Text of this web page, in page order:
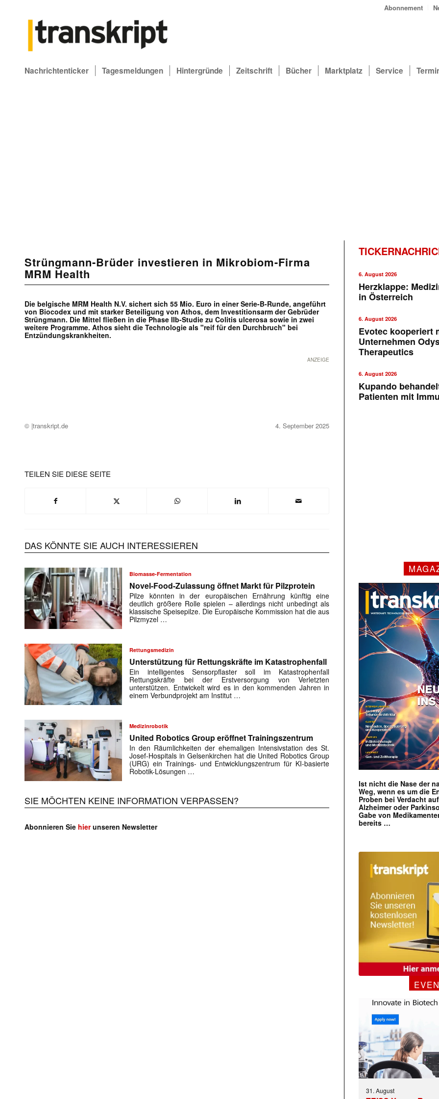
Abonnement
Nachrichtenticker Tagesmeldungen Hintergründe Zeitschrift Bücher Marktplatz Service
Strüngmann-Brüder investieren in Mikrobiom-Firma
MRM Health
Die belgische MRM Health N.V. sichert sich 55 Mio. Euro in einer Serie-B-Runde, angeführt
von Biocodex und mit starker Beteiligung von Athos, dem Investitionsarm der Gebrüder
Strüngmann. Die Mittel fließen in die Phase IIb-Studie zu Colitis ulcerosa sowie in zwei
weitere Programme. Athos sieht die Technologie als "reif für den Durchbruch" bei
Entzündungskrankheiten.
ANZEIGE
© |transkript.de 4. September 2025
TEILEN SIE DIESE SEITE
DAS KÖNNTE SIE AUCH INTERESSIEREN
Biomasse-Fermentation
Novel-Food-Zulassung öffnet Markt für Pilzprotein
Pilze könnten in der europäischen Ernährung künftig eine
deutlich größere Rolle spielen – allerdings nicht unbedingt als
klassische Speisepilze. Die Europäische Kommission hat die aus
Pilzmyzel …
Rettungsmedizin
Unterstützung für Rettungskräfte im Katastrophenfall
Ein intelligentes Sensorpflaster soll im Katastrophenfall
Rettungskräfte bei der Erstversorgung von Verletzten
unterstützen. Entwickelt wird es in den kommenden Jahren in
einem Verbundprojekt am Institut …
Medizinrobotik
United Robotics Group eröffnet Trainingszentrum
In den Räumlichkeiten der ehemaligen Intensivstation des St.
Josef-Hospitals in Gelsenkirchen hat die United Robotics Group
(URG) ein Trainings- und Entwicklungszentrum für KI-basierte
Robotik-Lösungen …
SIE MÖCHTEN KEINE INFORMATION VERPASSEN?
Abonnieren Sie hierunseren Newsletter
6. August 2026
Herzklappe:
in Österreich
6. August 2026
Evotec kooperiert
Unternehmen
Therapeutics
6. August 2026
Kupando
Patienten mit
Ist nicht die Nase der
Weg, wenn es um die
Proben bei Verdacht
Alzheimer oder
Gabe von
bereits …
31. August